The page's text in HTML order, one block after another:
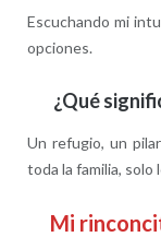
Escuchando mi
opciones.
¿Qué
Un refugio, un
toda la familia, solo
Mi